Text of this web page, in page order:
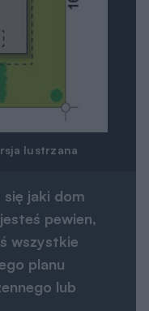
lustrzana
się jaki dom
pewien,
wszystkie
planu
lub